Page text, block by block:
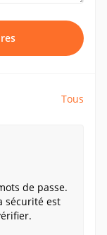
Tous
de passe.
sécurité est